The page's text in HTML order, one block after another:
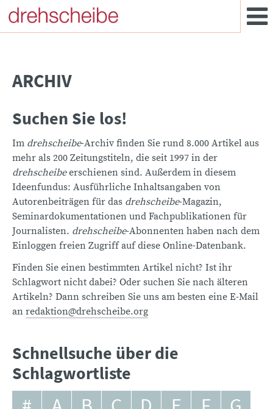
ARCHIV
Suchen Sie los!
Im drehscheibe-Archiv finden Sie rund 8.000 Artikel aus
mehr als 200 Zeitungstiteln, die seit 1997 in der
drehscheibeerschienen sind. Außerdem in diesem
Ideenfundus: Ausführliche Inhaltsangaben von
Autorenbeiträgen für das drehscheibe-Magazin,
Seminardokumentationen und Fachpublikationen für
Journalisten. drehscheibe-Abonnenten haben nach dem
Einloggen freien Zugriff auf diese Online-Datenbank.
Finden Sie einen bestimmten Artikel nicht? Ist ihr
Schlagwort nicht dabei? Oder suchen Sie nach älteren
Artikeln? Dann schreiben Sie uns am besten eine E-Mail
an redaktion@drehscheibe.org
Schnellsuche über die
Schlagwortliste